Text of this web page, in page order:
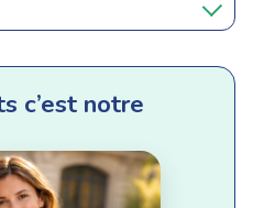
c’est notre